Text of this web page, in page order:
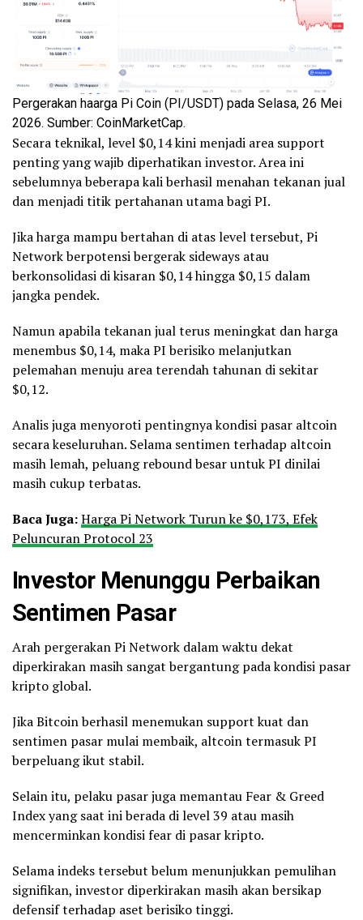
Pergerakan haarga Pi Coin (PI/USDT) pada Selasa, 26 Mei
2026. Sumber: CoinMarketCap.
Secara teknikal, level $0,14 kini menjadi area support
penting yang wajib diperhatikan investor. Area ini
sebelumnya beberapa kali berhasil menahan tekanan jual
dan menjadi titik pertahanan utama bagi PI.
Jika harga mampu bertahan di atas level tersebut, Pi
Network berpotensi bergerak sideways atau
berkonsolidasi di kisaran $0,14 hingga $0,15 dalam
jangka pendek.
Namun apabila tekanan jual terus meningkat dan harga
menembus $0,14, maka PI berisiko melanjutkan
pelemahan menuju area terendah tahunan di sekitar
$0,12.
Analis juga menyoroti pentingnya kondisi pasar altcoin
secara keseluruhan. Selama sentimen terhadap altcoin
masih lemah, peluang rebound besar untuk PI dinilai
masih cukup terbatas.
BacaJuga:Harga Pi Network Turun ke $0,173, Efek
Peluncuran Protocol 23
Investor Menunggu Perbaikan
Sentimen Pasar
Arah pergerakan Pi Network dalam waktu dekat
diperkirakan masih sangat bergantung pada kondisi pasar
kripto global.
Jika Bitcoin berhasil menemukan support kuat dan
sentimen pasar mulai membaik, altcoin termasuk PI
berpeluang ikut stabil.
Selain itu, pelaku pasar juga memantau Fear & Greed
Index yang saat ini berada di level 39 atau masih
mencerminkan kondisi fear di pasar kripto.
Selama indeks tersebut belum menunjukkan pemulihan
signifikan, investor diperkirakan masih akan bersikap
defensif terhadap aset berisiko tinggi.